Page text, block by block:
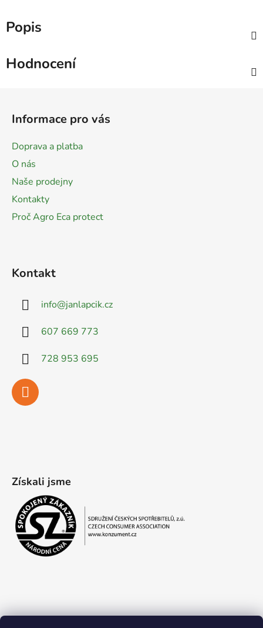
Popis
Hodnocení
Informace pro vás
Doprava a platba
O nás
Naše prodejny
Kontakty
Proč Agro Eca protect
Kontakt
info@janlapcik.cz
607 669 773
728 953 695
Získali jsme